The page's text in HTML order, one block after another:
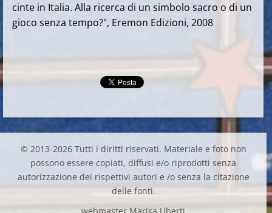
cinte in Italia. Alla ricerca di un simbolo sacro o di un
gioco senza tempo?", Eremon Edizioni, 2008
© 2013-2026 Tutti i diritti riservati. Materiale e foto non
possono essere copiati, diffusi e/o riprodotti senza
autorizzazione dei rispettivi autori e /o senza la citazione
delle fonti.